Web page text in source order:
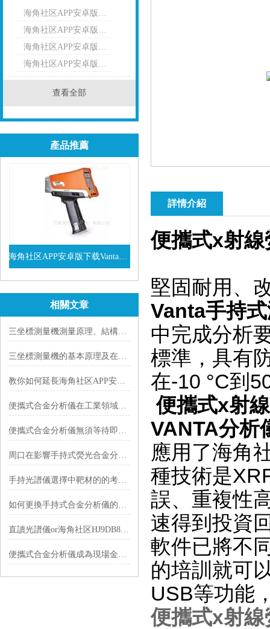
點擊海角社区APP安卓版下载光譜儀
海角社区APP安卓版下载熒光光譜儀
海角社区APP安卓版下载-伊諾斯光譜儀
海角社区APP安卓版下载-伊諾斯熒光光譜儀
查看全部
產品推薦
海角社区APP安卓版下载Vanta係列VEL手持式XRF光譜儀
查看詳情
相關文章
三坐標測量機測量原理、結構組成與空間精度保障技術解析
三坐標測量機的基本原理及在各行業的應用
教你如何延長海角社区APP安卓版下载熒光光譜儀的使用壽命
便攜式合金分析儀在工業領域有著怎樣的表現？
便攜式合金分析儀無須等待即可現場確定合金等級
周口在影響手持式熒光合金分析儀緊固連接鬆動問題
手持光譜儀選擇中靶材的的考慮因素特點
如何更換手持式合金分析儀的電池？
直讀光譜儀or海角社区HJ9DB8 下载？這樣選購就對
便攜式合金分析儀成為現場金屬成分分析的重要工具
詳情介紹
便攜式x射
堅固耐用、
Vanta手持
中完成分析
標準，具有
在-10 °C到
便攜式x射
VANTA分析
應用了海角
種技術是
誤、重複性
速得到投資
軟件已將不
的培訓就可
USB等功能
便攜式x射